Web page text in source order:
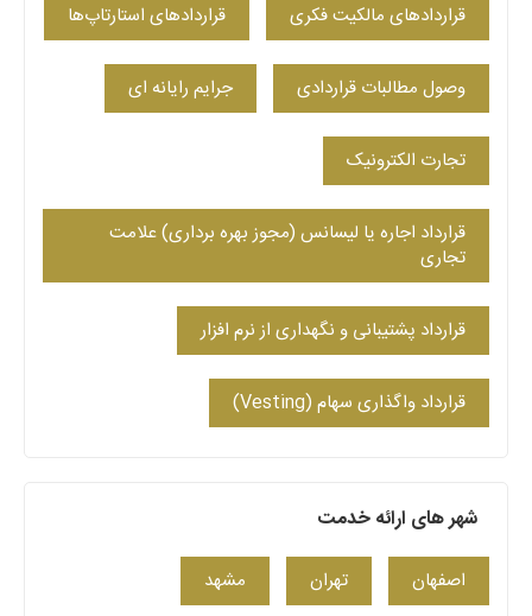
قراردادهای مالکیت فکری قراردادهای استارتاپ‌ها
وصول مطالبات قراردادی جرایم رایانه ای
تجارت الکترونیک
قرارداد اجاره یا لیسانس (مجوز بهره برداری) علامت
تجاری
قرارداد پشتیبانی و نگهداری از نرم افزار
قرارداد واگذاری سهام (Vesting)
شهر های ارائه خدمت
اصفهان تهران مشهد